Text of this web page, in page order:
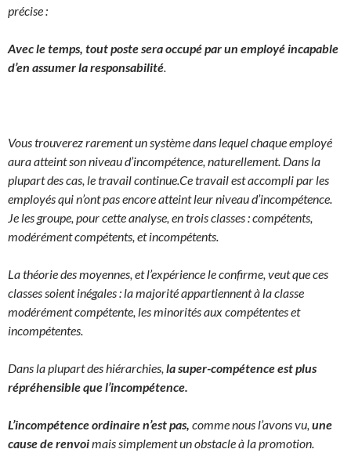
précise :
Avec le temps, tout poste sera occupé par un employé incapable
d’en assumer la responsabilité
Vous trouverez rarement un système dans lequel chaque employé
aura atteint son niveau d’incompétence, naturellement. Dans la
plupart des cas, le travail continue.Ce travail est accompli par les
employés qui n’ont pas encore atteint leur niveau d’incompétence.
Je les groupe, pour cette analyse, en trois classes : compétents,
modérément compétents, et incompétents.
La théorie des moyennes, et l’expérience le confirme, veut que ces
classes soient inégales : la majorité appartiennent à la classe
modérément compétente, les minorités aux compétentes et
incompétentes.
Dans la plupart des hiérarchies, la super-compétence est plus
répréhensible que l’incompétence.
L’incompétence ordinaire n’est pas, comme nous l’avons vu, une
cause de renvoimais simplement un obstacle à la promotion.